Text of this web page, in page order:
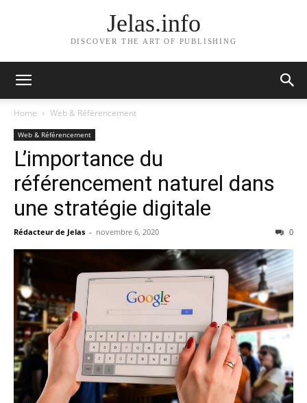
Jelas.info
DISCOVER THE ART OF PUBLISHING
Home Web & Référencement
Web & Référencement
L’importance du
référencement naturel dans
une stratégie digitale
Rédacteur de Jelas - novembre 6, 2020 0